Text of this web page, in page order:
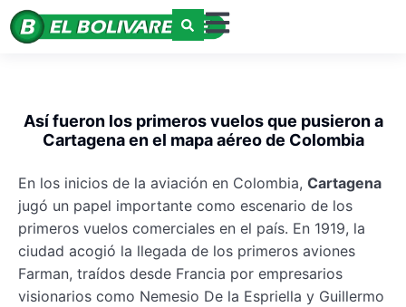
Así fueron los primeros vuelos que pusieron a
Cartagena en el mapa aéreo de Colombia
En los inicios de la aviación en Colombia, Cartagena
jugó un papel importante como escenario de los
primeros vuelos comerciales en el país. En 1919, la
ciudad acogió la llegada de los primeros aviones
Farman, traídos desde Francia por empresarios
visionarios como Nemesio De la Espriella y Guillermo